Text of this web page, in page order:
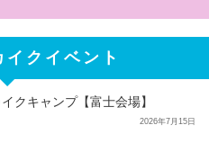
クイベント
クキャンプ【富士会場】
2026年7月15日